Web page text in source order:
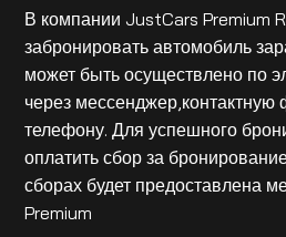
В компании JustCars Premium
забронировать автомобиль
может быть осуществлено по
через
телефону. Для успешного
оплатить сбор за
сборах будет предоставлена
Premium